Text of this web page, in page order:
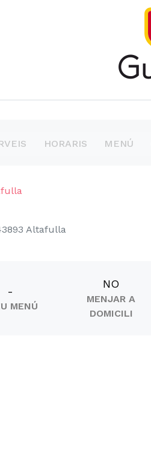
HORARIS MENÚ
Altafulla
-
MENÚ
NO
MENJAR A
DOMICILI